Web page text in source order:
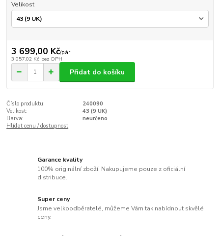
Velikost
3 699,00 Kč/pár
3 057,02 Kč bez DPH
Přidat do košíku
Číslo produktu:
240090
Velikost:
43 (9 UK)
Barva:
neurčeno
Hlídat cenu / dostupnost
Garance kvality
100% originální zboží. Nakupujeme pouze z oficiální
distribuce.
Super ceny
Jsme velkoodběratelé, můžeme Vám tak nabídnout skvělé
ceny.